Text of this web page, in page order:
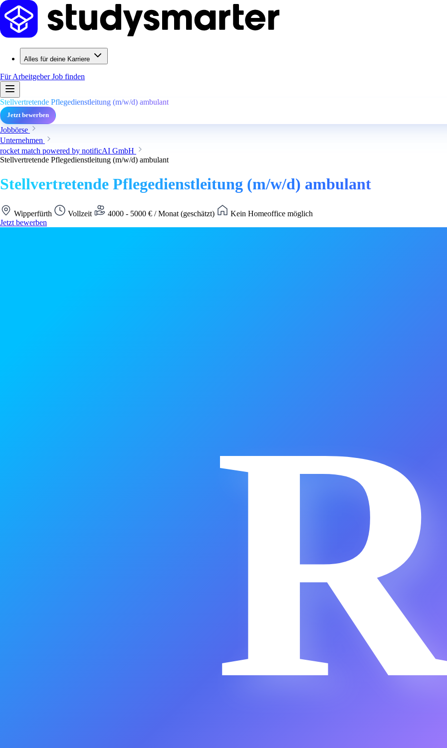
Alles für deine Karriere
Für ArbeitgeberJob finden
Stellvertretende Pflegedienstleitung (m/w/d) ambulant
Jetzt bewerben
Jobbörse
Unternehmen
rocket match powered by notificAI GmbH
Stellvertretende Pflegedienstleitung (m/w/d) ambulant
Stellvertretende Pflegedienstleitung (m/w/d) ambulant
Wipperfürth Vollzeit 4000 - 5000 € / Monat (geschätzt)
Kein Homeoffice möglich
Jetzt bewerben